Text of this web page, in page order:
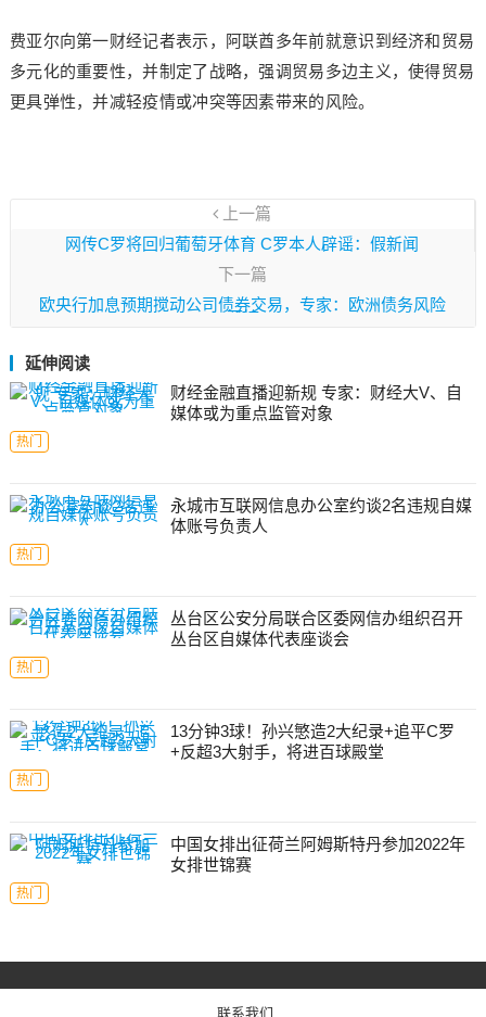
费亚尔向第一财经记者表示，阿联酋多年前就意识到经济和贸易
多元化的重要性，并制定了战略，强调贸易多边主义，使得贸易
更具弹性，并减轻疫情或冲突等因素带来的风险。
上一篇
网传C罗将回归葡萄牙体育 C罗本人辟谣：假新闻
下一篇
欧央行加息预期搅动公司债券交易，专家：欧洲债务风险
可控
延伸阅读
财经金融直播迎新规 专家：财经大V、自
媒体或为重点监管对象
热门
永城市互联网信息办公室约谈2名违规自媒
体账号负责人
热门
丛台区公安分局联合区委网信办组织召开
丛台区自媒体代表座谈会
热门
13分钟3球！孙兴慜造2大纪录+追平C罗
+反超3大射手，将进百球殿堂
热门
中国女排出征荷兰阿姆斯特丹参加2022年
女排世锦赛
热门
联系我们